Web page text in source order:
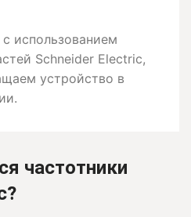
использованием
Schneider Electric,
устройство в
частотники